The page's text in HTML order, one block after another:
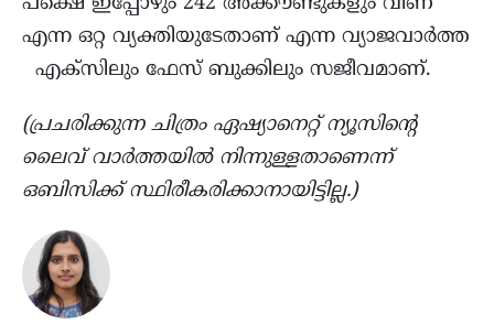
എന്ന ഒറ്റ വ്യക്തിയുടേതാണ് എന്ന വ്യാജവാർത്ത
എക്‌സിലും ഫേസ് ബുക്കിലും സജീവമാണ്.
(പ്രചരിക്കുന്ന ചിത്രം ഏഷ്യാനെറ്റ് ന്യൂസിൻ്റെ
ലൈവ് വാര്‍ത്തയില്‍ നിന്നുള്ളതാണെന്ന്
ഒബിസിക്ക് സ്ഥിരീകരിക്കാനായിട്ടില്ല.)